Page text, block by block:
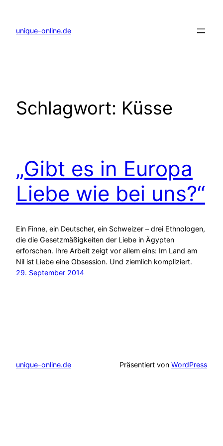
springen
unique-online.de
Schlagwort: Küsse
„Gibt es in Europa
Liebe wie bei uns?“
Ein Finne, ein Deutscher, ein Schweizer – drei Ethnologen,
die die Gesetzmäßigkeiten der Liebe in Ägypten
erforschen. Ihre Arbeit zeigt vor allem eins: Im Land am
Nil ist Liebe eine Obsession. Und ziemlich kompliziert.
29. September 2014
unique-online.de Präsentiert von WordPress